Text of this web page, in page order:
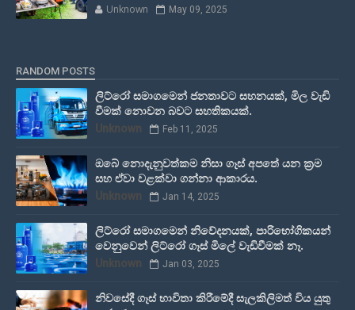
Unknown May 09, 2025
RANDOM POSTS
ලිට්රෝ සමාගමෙන් ජනතාවට සහනයක්, මිල වැඩි
වීමක් නොවන බවට සහතිකයක්.
Unknown Feb 11, 2025
ඔබේ නොදැනුවත්කම නිසා ගෑස් අපතේ යන ක්‍රම
සහ ඒවා වළක්වා ගන්නා ආකාරය.
Unknown Jan 14, 2025
ලිට්රෝ සමාගමෙන් නිවේදනයක්, පාරිභෝගිකයන්
වෙනුවෙන් ලිට්රෝ ගෑස් මිලේ වැඩිවීමක් නෑ.
Unknown Jan 03, 2025
නිවසේදී ගෑස් භාවිතා කිරීමේදී සැලකිලිමත් විය යුතු